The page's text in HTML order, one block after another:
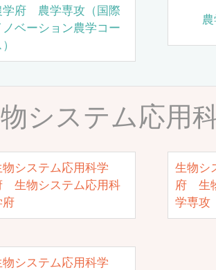
学府 農学専攻（国際
ノベーション農学コー
システム応用
物システム応用科学
生物システム応用科
府
生物シ
府 生
学専攻
物システム応用科学